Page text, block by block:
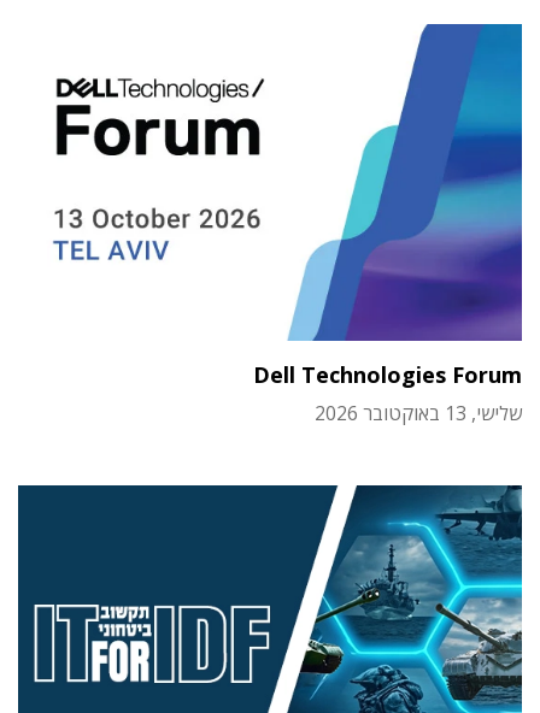
Dell Technologies Forum
שלישי, 13 באוקטובר 2026